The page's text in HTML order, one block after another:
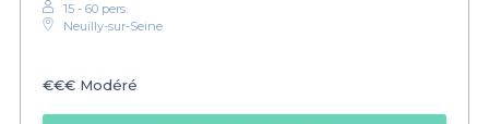
15 - 60 pers.
Neuilly-sur-Seine
€€€ Modéré